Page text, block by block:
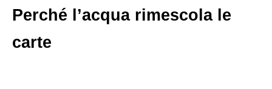
Perché l’acqua rimescola le
carte